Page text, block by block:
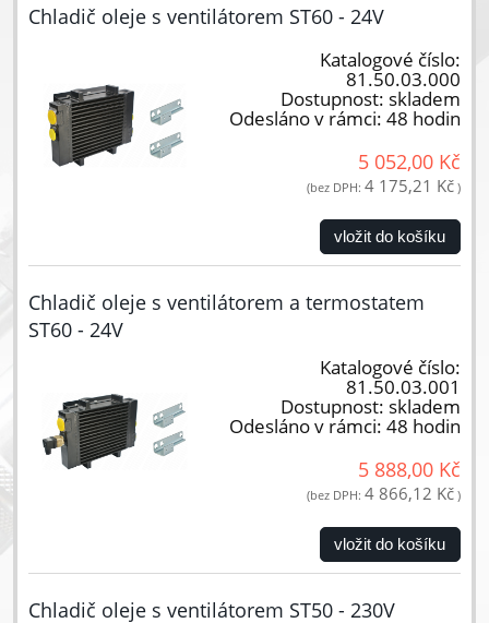
Chladič oleje s ventilátorem ST60 - 24V
Katalogové číslo:
81.50.03.000
Dostupnost: skladem
Odesláno v rámci: 48 hodin
5 052,00 Kč
(bez DPH: 4 175,21 Kč )
vložit do košíku
Chladič oleje s ventilátorem a termostatem
ST60 - 24V
Katalogové číslo:
81.50.03.001
Dostupnost: skladem
Odesláno v rámci: 48 hodin
5 888,00 Kč
(bez DPH: 4 866,12 Kč )
vložit do košíku
Chladič oleje s ventilátorem ST50 - 230V